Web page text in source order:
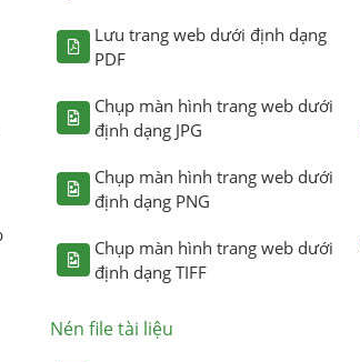
Lưu trang web dưới định dạng
PDF
Chụp màn hình trang web dưới
định dạng JPG
Chụp màn hình trang web dưới
định dạng PNG
Chụp màn hình trang web dưới
định dạng TIFF
Nén file tài liệu